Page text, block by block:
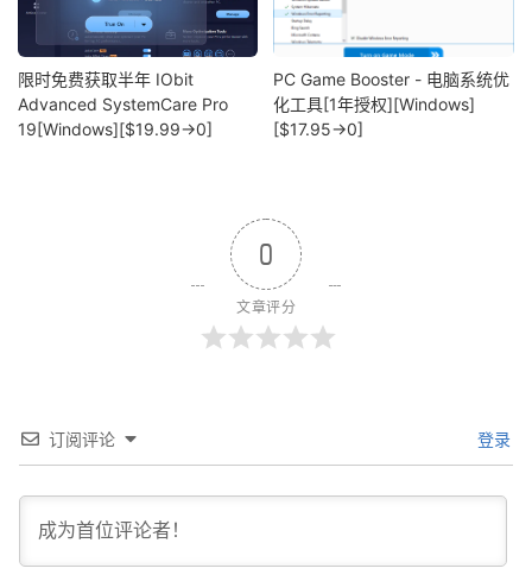
限时免费获取半年 IObit
Advanced SystemCare Pro
19[Windows][$19.99→0]
PC Game Booster - 电脑系统优
化工具[1年授权][Windows]
[$17.95→0]
0
文章评分
订阅评论 登录